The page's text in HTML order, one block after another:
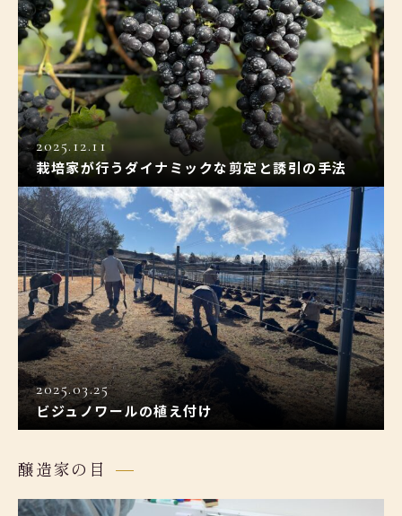
2025.12.11
栽培家が行うダイナミックな剪定と誘引の手法
2025.03.25
ビジュノワールの植え付け
醸造家の目